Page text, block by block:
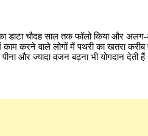
का डाटा चौदह साल तक फॉलो किया और
करने वाले लोगों में पथरी का खतरा करीब
और ज्यादा वजन बढ़ना भी योगदान देती